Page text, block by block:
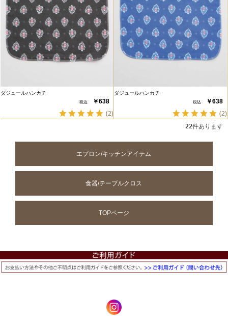
ダジュールハンカチ
￥638
(2)
ダジュールハンカチ
￥638
(2)
22件あります
エプロン/キッチンアイテム
食器/テーブルクロス
TOPページ